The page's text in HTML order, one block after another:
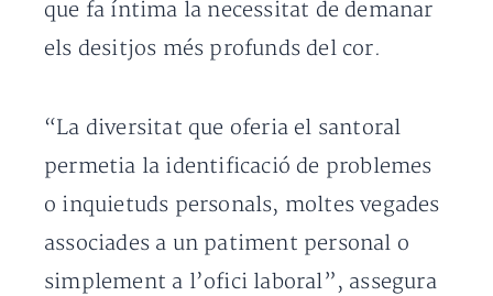
que fa íntima la necessitat de demanar
els desitjos més profunds del cor.
“La diversitat que oferia el santoral
permetia la identificació de problemes
o inquietuds personals, moltes vegades
associades a un patiment personal o
simplement a l’ofici laboral”, assegura